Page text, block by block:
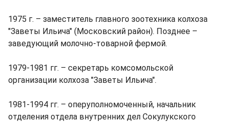
1975 г. – заместитель главного зоотехника колхоза
"Заветы Ильича" (Московский район). Позднее –
заведующий молочно-товарной фермой.
1979-1981 гг. – секретарь комсомольской
организации колхоза "Заветы Ильича".
1981-1994 гг. – оперуполномоченный, начальник
отделения отдела внутренних дел Сокулукского